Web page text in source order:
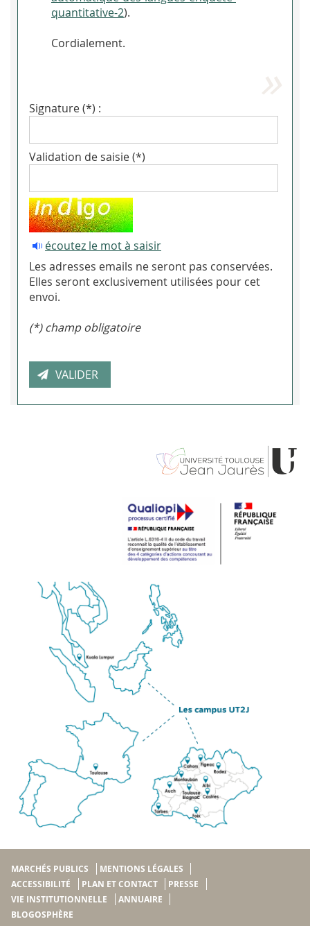
quantitative-2).
Cordialement.
Signature (*) :
Validation de saisie (*)
écoutez le mot à saisir
Les adresses emails ne seront pas conservées.
Elles seront exclusivement utilisées pour cet
envoi.
(*) champ obligatoire
MARCHÉS PUBLICS
MENTIONS LÉGALES
ACCESSIBILITÉ
PLAN ET CONTACT
PRESSE
VIE INSTITUTIONNELLE
ANNUAIRE
BLOGOSPHÈRE